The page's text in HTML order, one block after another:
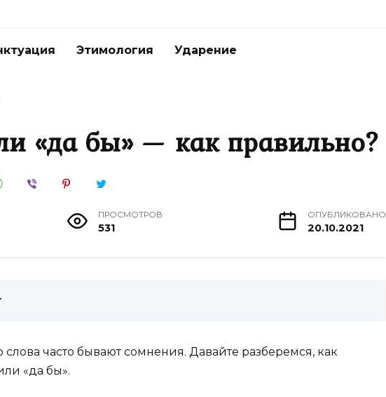
Этимология Ударение
«да бы» — как правильно?
ПРОСМОТРОВ
531
ОПУБЛИКОВАНО
20.10.2021
часто бывают сомнения. Давайте разберемся, как
«да бы».